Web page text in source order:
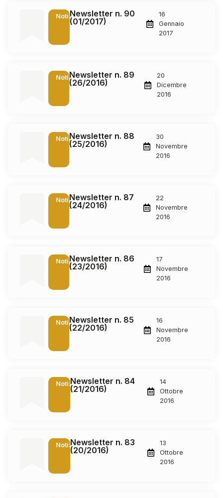
NotizieNewsletter n. 90
(01/2017)
16
Gennaio
2017
NotizieNewsletter n. 89
(26/2016)
20
Dicembre
2016
NotizieNewsletter n. 88
(25/2016)
30
Novembre
2016
NotizieNewsletter n. 87
(24/2016)
22
Novembre
2016
NotizieNewsletter n. 86
(23/2016)
17
Novembre
2016
NotizieNewsletter n. 85
(22/2016)
16
Novembre
2016
NotizieNewsletter n. 84
(21/2016)
14
Ottobre
2016
NotizieNewsletter n. 83
(20/2016)
13
Ottobre
2016